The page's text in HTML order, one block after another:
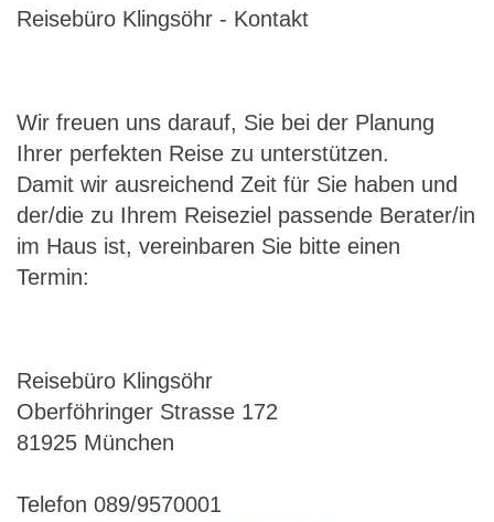
Reisebüro Klingsöhr - Kontakt
Wir freuen uns darauf, Sie bei der Planung
Ihrer perfekten Reise zu unterstützen.
Damit wir ausreichend Zeit für Sie haben und
der/die zu Ihrem Reiseziel passende Berater/in
im Haus ist, vereinbaren Sie bitte einen
Termin:
Reisebüro Klingsöhr
Oberföhringer Strasse 172
81925 München
Telefon 089/9570001